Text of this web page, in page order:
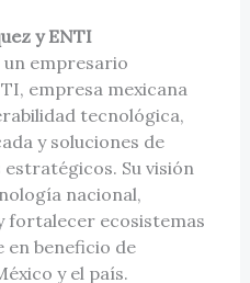
y ENTI
un empresario
empresa mexicana
tecnológica,
y soluciones de
Su visión
nacional,
fortalecer ecosistemas
en beneficio de
y el país.